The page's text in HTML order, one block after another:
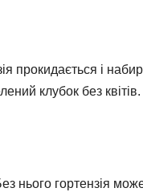
прокидається і
клубок без квітів.
нього гортензія